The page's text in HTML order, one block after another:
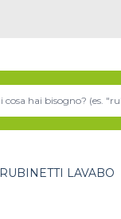
RUBINETTI LAVABO